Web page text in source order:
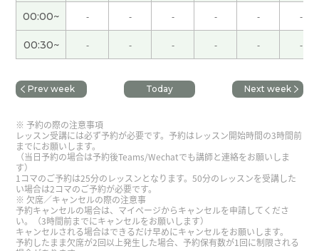
具体的な学習方法のアドバイスをもらえました。
日本語ネイティブならではの中国語学習の苦労を共
有できて励みになりました。( 30代 女性 )
今後の学習についてアドバイスをいただきまし
た。ありがとうございました。
00:00~ - - - - - -
00:30~ - - - - - -
Prev week Today Next week
予約の際の注意事項
レッスン受講には必ず予約が必要です。予約はレッスン開始時間の3時間前
までにお願いします。
（当日予約の場合は予約後Teams/Wechatでも講師と連絡をお願いしま
す）
1コマのご予約は25分のレッスンとなります。50分のレッスンを受講した
い場合は2コマのご予約が必要です。
欠席／キャンセルの際の注意事
予約キャンセルの場合は、マイページからキャンセルを申請してくださ
い。（3時間前までにキャンセルをお願いします）
キャンセルされる場合はできるだけ早めにキャンセルをお願いします。
予約したまま欠席が2回以上発生した場合、予約保有数が1回に制限される